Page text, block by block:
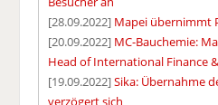
[28.09.2022] Mapei übernimmt
[20.09.2022] MC-Bauchemie:
Head of International Finance
[19.09.2022]Sika: Übernahme
verzögert sich